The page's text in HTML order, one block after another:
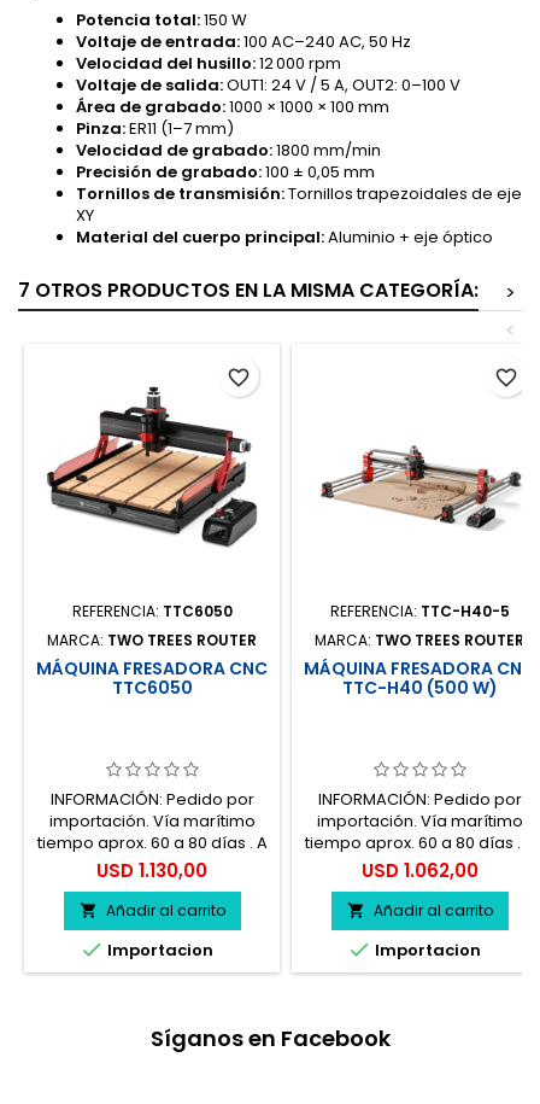
Potencia total:150 W
Voltaje de entrada:100 AC–240 AC, 50 Hz
Velocidad del husillo:12 000 rpm
Voltaje de salida:OUT1: 24 V / 5 A, OUT2: 0–100 V
Área de grabado:1000 × 1000 × 100 mm
Pinza:ER11 (1–7 mm)
Velocidad de grabado:1800 mm/min
Precisión de grabado:100 ± 0,05 mm
Tornillos de transmisión:Tornillos trapezoidales de eje
XY
Material del cuerpo principal:Aluminio + eje óptico
7 OTROS PRODUCTOS EN LA MISMA CATEGORÍA:
>
<
REFERENCIA: TTC6050
MARCA: TWO TREES ROUTER
MÁQUINA FRESADORA CNC
TTC6050
INFORMACIÓN: Pedido por
importación. Vía marítimo
tiempo aprox. 60 a 80 días . A
mayor cantidad descuento
5% - 10% Contamos con
facilidad de pagos en
cuotas. Precios antes del
impuesto. 100% seguro.
Precio
USD 1.130,00
 Añadir al carrito
 Importacion
favorite_border
REFERENCIA: TTC-H40-5
MARCA: TWO TREES ROUTER
MÁQUINA FRESADORA CNC
TTC-H40 (500 W)
INFORMACIÓN: Pedido por
importación. Vía marítimo
tiempo aprox. 60 a 80 días . A
mayor cantidad descuento
5% - 10% Contamos con
facilidad de pagos en
cuotas. Precios antes del
impuesto. 100% seguro.
Precio
USD 1.062,00
 Añadir al carrito
 Importacion
favorite_border
Síganos en Facebook